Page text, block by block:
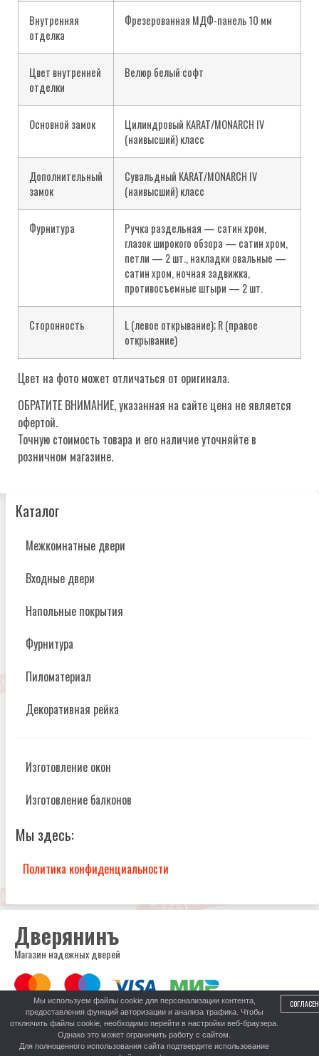
Внутренняя
отделка
Фрезерованная МДФ-панель10 мм
Цвет внутренней
отделки
Велюр белый софт
Основной замок
Цилиндровый KARAT/MONARCH IV
(наивысший) класс
Дополнительный
замок
Сувальдный KARAT/MONARCH IV
(наивысший) класс
Фурнитура
Ручка раздельная — сатин хром,
глазок широкого обзора — сатин хром,
петли — 2 шт., накладки овальные —
сатин хром, ночная задвижка,
противосъемные штыри — 2 шт.
Сторонность
L (левое открывание); R (правое
открывание)
Цвет на фото может отличаться от оригинала.
ОБРАТИТЕ ВНИМАНИЕ, указанная на сайте цена не является
офертой.
Точную стоимость товара и его наличие уточняйте в
розничном магазине.
Каталог
Межкомнатные двери
Входные двери
Напольные покрытия
Фурнитура
Пиломатериал
Декоративная рейка
Изготовление окон
Изготовление балконов
Мы здесь:
Политика конфиденциальности
Дверянинъ
Магазин надежных дверей
8 (999) 317-52-52
Центральный рынок, пав. 278
Мы используем файлы cookie для персонализации контента,
предоставления функций авторизации и анализа трафика. Чтобы
отключить файлы cookie, необходимо перейти в настройки веб-браузера.
Однако это может ограничить работу с сайтом.
Для полноценного использования сайта подтвердите использование
СОГЛАСЕН